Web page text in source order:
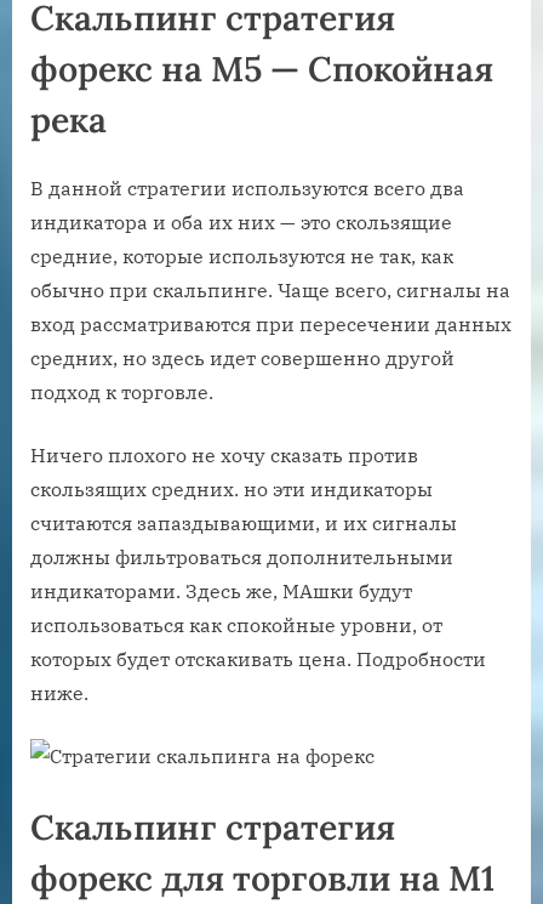
Скальпинг стратегия
форекс на М5 — Спокойная
река
В данной стратегии используются всего два
индикатора и оба их них — это скользящие
средние, которые используются не так, как
обычно при скальпинге. Чаще всего, сигналы на
вход рассматриваются при пересечении данных
средних, но здесь идет совершенно другой
подход к торговле.
Ничего плохого не хочу сказать против
скользящих средних. но эти индикаторы
считаются запаздывающими, и их сигналы
должны фильтроваться дополнительными
индикаторами. Здесь же, МАшки будут
использоваться как спокойные уровни, от
которых будет отскакивать цена. Подробности
ниже.
Скальпинг стратегия
форекс для торговли на М1